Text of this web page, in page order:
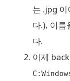
는 .jpg
다.), 이
다.
이제